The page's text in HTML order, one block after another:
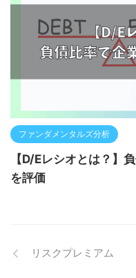
ファンダメンタルズ分析
【D/Eレシオとは？】
を評価
リスクプレミアム